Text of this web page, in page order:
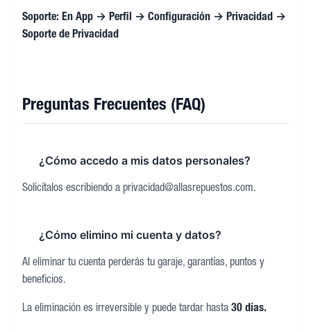
Soporte: En App → Perfil → Configuración → Privacidad →
Soporte de Privacidad
Preguntas Frecuentes (FAQ)
¿Cómo accedo a mis datos personales?
Solicítalos escribiendo a privacidad@allasrepuestos.com.
¿Cómo elimino mi cuenta y datos?
Al eliminar tu cuenta perderás tu garaje, garantías, puntos y
beneficios.
La eliminación es irreversible y puede tardar hasta 30 días.